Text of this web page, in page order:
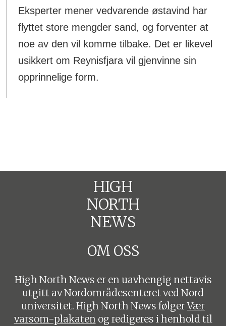
Eksperter mener vedvarende østavind har
flyttet store mengder sand, og forventer at
noe av den vil komme tilbake. Det er likevel
usikkert om Reynisfjara vil gjenvinne sin
opprinnelige form.
HIGH
NORTH
NEWS
OM OSS
High North News er en uavhengig nettavis
utgitt av Nordområdesenteret ved Nord
universitet. High North News følgerVær
varsom-plakaten og redigeres i henhold til